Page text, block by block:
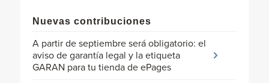
Nuevas contribuciones
A partir de septiembre será obligatorio: el
aviso de garantía legal y la etiqueta
GARAN para tu tienda de ePages